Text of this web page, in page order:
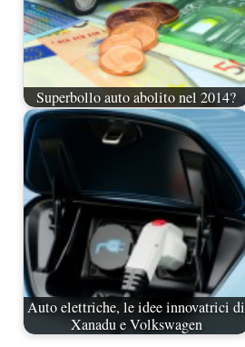
Superbollo auto abolito nel 2014?
Auto elettriche, le idee innovatrici di
Xanadu e Volkswagen